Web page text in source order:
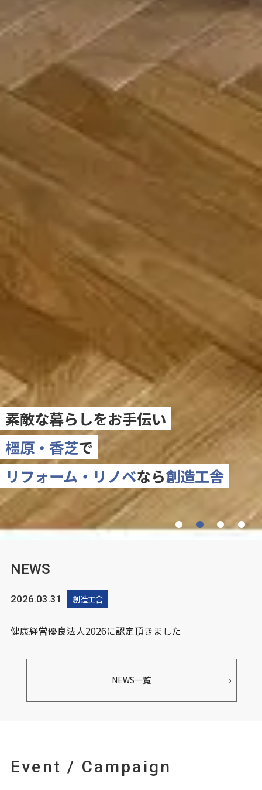
素敵な暮らしをお手伝い
橿原・香芝で
リフォーム・リノベなら創造工舎
NEWS
2026.03.31 創造工舎
健康経営優良法人2026に認定頂きました
NEWS一覧
Event / Campaign